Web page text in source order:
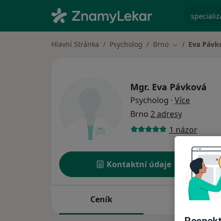
Hlavní Stránka Psycholog Brno Změna města
Eva
Mgr. Eva Pávková
Psycholog · Více
Brno 2 adresy
1 názor
Kontaktní údaje
Ceník Adresy